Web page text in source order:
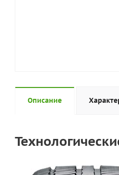
Описание